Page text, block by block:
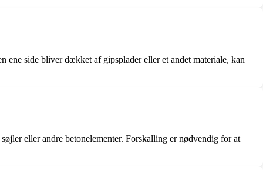
side bliver dækket af gipsplader eller et andet materiale, kan
eller andre betonelementer. Forskalling er nødvendig for at